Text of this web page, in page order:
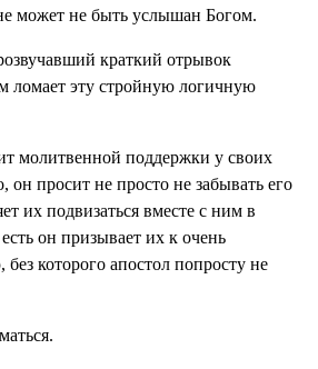
может не быть услышан Богом.
краткий отрывок
ломает эту стройную логичную
молитвенной поддержки у своих
он просит не просто не забывать его
их подвизаться вместе с ним в
он призывает их к очень
которого апостол попросту не